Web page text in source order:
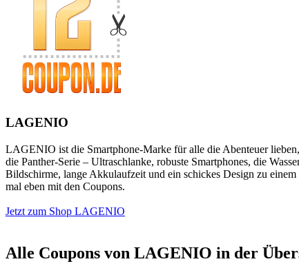
LAGENIO
LAGENIO ist die Smartphone-Marke für alle die Abenteuer
die Panther-Serie – Ultraschlanke, robuste Smartphones, die
Bildschirme, lange Akkulaufzeit und ein schickes Design zu
mal eben mit den Coupons.
Jetzt zum Shop LAGENIO
Alle Coupons von LAGENIO in der